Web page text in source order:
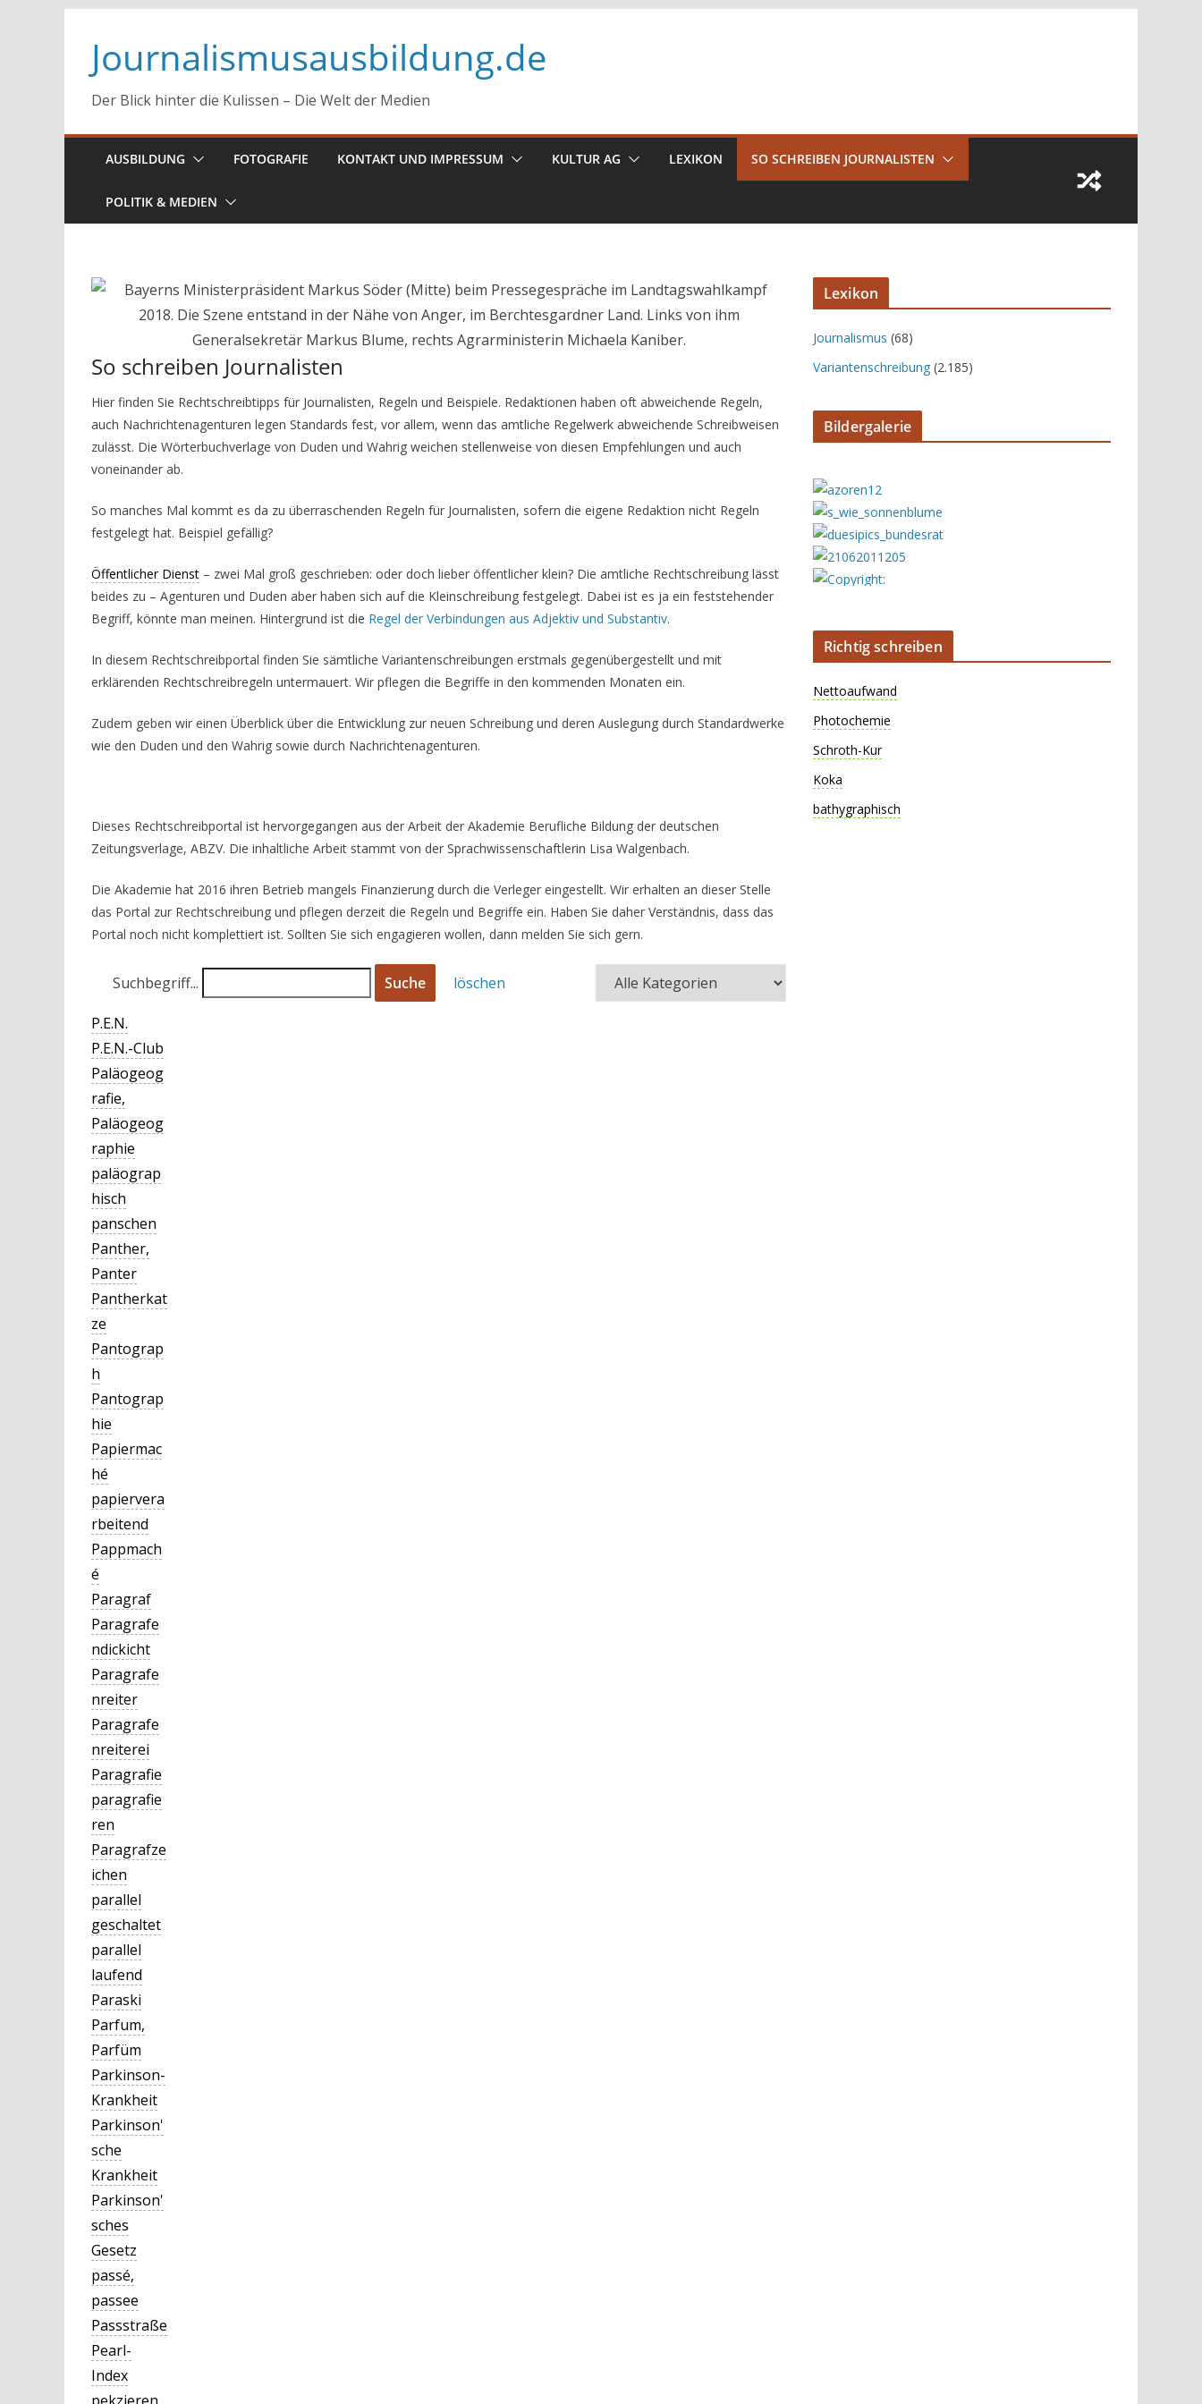
Inhalt
springen
Journalismusausbildung.de
Der Blick hinter die Kulissen – Die Welt der Medien
AUSBILDUNG FOTOGRAFIE KONTAKT UND IMPRESSUM KULTUR AG LEXIKON SO SCHREIBEN JOURNALISTEN
POLITIK & MEDIEN
So schreiben Journalisten
Hier finden Sie Rechtschreibtipps für Journalisten, Regeln und Beispiele. Redaktionen haben oft abweichende Regeln,
auch Nachrichtenagenturen legen Standards fest, vor allem, wenn das amtliche Regelwerk abweichende Schreibweisen
zulässt. Die Wörterbuchverlage von Duden und Wahrig weichen stellenweise von diesen Empfehlungen und auch
voneinander ab.
So manches Mal kommt es da zu überraschenden Regeln für Journalisten, sofern die eigene Redaktion nicht Regeln
festgelegt hat. Beispiel gefällig?
Öffentlicher Dienst – zwei Mal groß geschrieben: oder doch lieber öffentlicher klein? Die amtliche Rechtschreibung lässt
beides zu – Agenturen und Duden aber haben sich auf die Kleinschreibung festgelegt. Dabei ist es ja ein feststehender
Begriff, könnte man meinen. Hintergrund ist die Regel der Verbindungen aus Adjektiv und Substantiv.
In diesem Rechtschreibportal finden Sie sämtliche Variantenschreibungen erstmals gegenübergestellt und mit
erklärenden Rechtschreibregeln untermauert. Wir pflegen die Begriffe in den kommenden Monaten ein.
Zudem geben wir einen Überblick über die Entwicklung zur neuen Schreibung und deren Auslegung durch Standardwerke
wie den Duden und den Wahrig sowie durch Nachrichtenagenturen.
Dieses Rechtschreibportal ist hervorgegangen aus der Arbeit der Akademie Berufliche Bildung der deutschen
Zeitungsverlage, ABZV. Die inhaltliche Arbeit stammt von der Sprachwissenschaftlerin Lisa Walgenbach.
Die Akademie hat 2016 ihren Betrieb mangels Finanzierung durch die Verleger eingestellt. Wir erhalten an dieser Stelle
das Portal zur Rechtschreibung und pflegen derzeit die Regeln und Begriffe ein. Haben Sie daher Verständnis, dass das
Portal noch nicht komplettiert ist. Sollten Sie sich engagieren wollen, dann melden Sie sich gern.
Suchbegriff... Suche löschen
P.E.N.
P.E.N.-Club
Paläogeog
rafie,
Paläogeog
raphie
paläograp
hisch
panschen
Panther,
Panter
Pantherkat
ze
Pantograp
h
Pantograp
hie
Papiermac
hé
papiervera
rbeitend
Pappmach
é
Paragraf
Paragrafe
ndickicht
Paragrafe
nreiter
Paragrafe
nreiterei
Paragrafie
paragrafie
ren
Paragrafze
ichen
parallel
geschaltet
parallel
laufend
Paraski
Parfum,
Parfüm
Parkinson-
Krankheit
Parkinson'
sche
Krankheit
Parkinson'
sches
Gesetz
passé,
passee
Passstraße
Pearl-
Index
Lexikon
Journalismus (68)
Variantenschreibung (2.185)
Bildergalerie
Richtig schreiben
Nettoaufwand
Photochemie
Schroth-Kur
Koka
bathygraphisch